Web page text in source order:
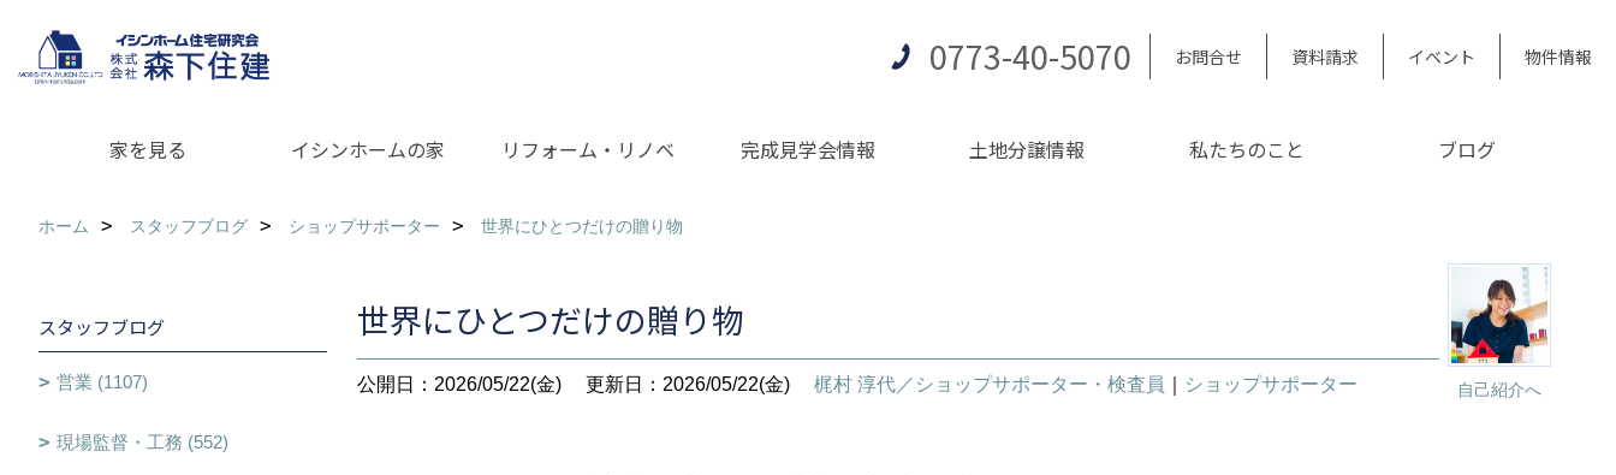
0773-40-5070 お問合せ 資料請求 イベント 物件情報
家を見る イシンホームの家 リフォーム・リノベ 完成見学会情報 土地分譲情報 私たちのこと ブログ
ホーム スタッフブログ ショップサポーター 世界にひとつだけの贈り物
自己紹介へ
世界にひとつだけの贈り物
公開日：2026/05/22(金) 更新日：2026/05/22(金) 梶村 淳代／ショップサポーター・検査員 ショップサポーター
スタッフブログ
営業 (1107)
現場監督・工務 (552)